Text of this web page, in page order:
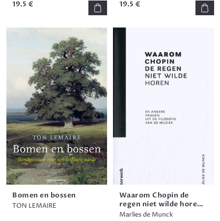
19.5 € 19.5 €
Bomen en bossen
TON LEMAIRE
Waarom Chopin de
regen niet wilde horen
en andere vragen uit de
Marlies de Munck